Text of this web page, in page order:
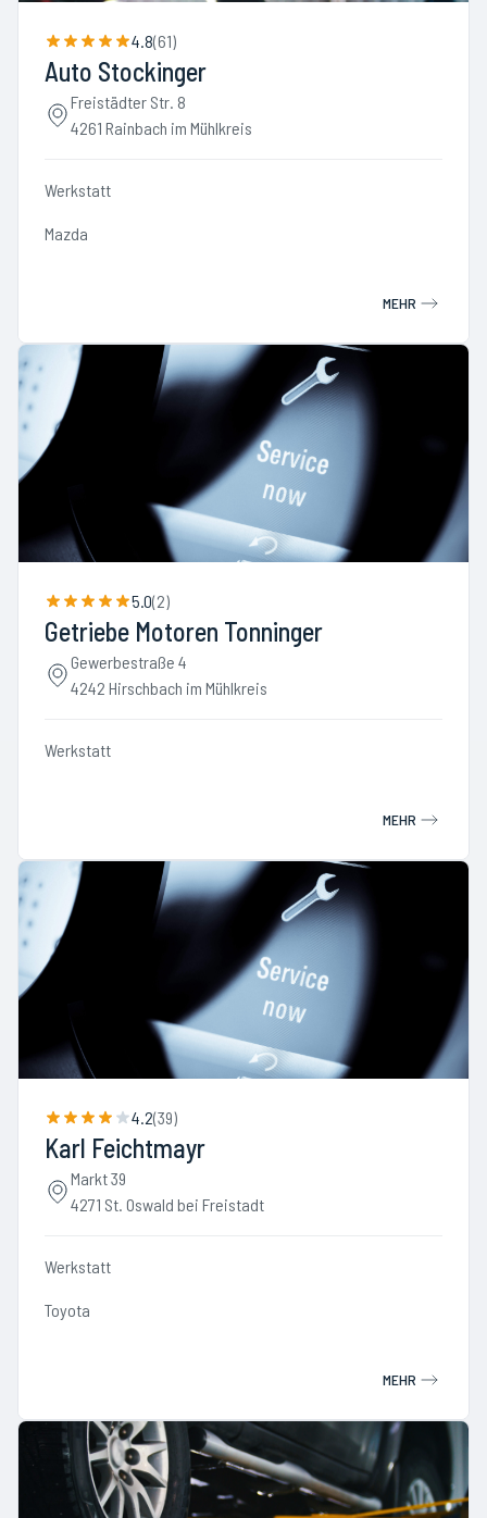
4.8(61)
Auto Stockinger
Freistädter Str. 8
4261 Rainbach im Mühlkreis
Werkstatt
Mazda
MEHR
5.0(2)
Getriebe Motoren Tonninger
Gewerbestraße 4
4242 Hirschbach im Mühlkreis
Werkstatt
MEHR
4.2(39)
Karl Feichtmayr
Markt 39
4271 St. Oswald bei Freistadt
Werkstatt
Toyota
MEHR